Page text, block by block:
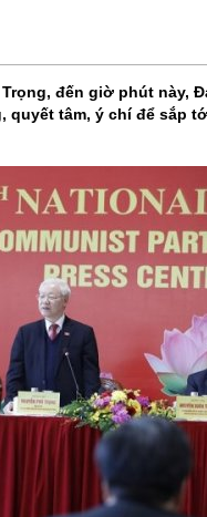
đến giờ phút này,
quyết tâm, ý chí để sắp